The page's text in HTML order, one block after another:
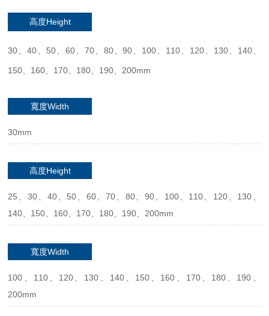
高度Height
30、40、50、60、70、80、90、100、110、120、130、140、
150、160、170、180、190、200mm
寬度Width
30mm
高度Height
25、30、40、50、60、70、80、90、100、110、120、130、
140、150、160、170、180、190、200mm
寬度Width
100、110、120、130、140、150、160、170、180、190、
200mm